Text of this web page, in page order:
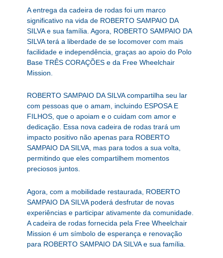
A entrega da cadeira de rodas foi um marco
significativo na vida de ROBERTO SAMPAIO DA
SILVA e sua família. Agora, ROBERTO SAMPAIO DA
SILVA terá a liberdade de se locomover com mais
facilidade e independência, graças ao apoio do Polo
Base TRÊS CORAÇÕES e da Free Wheelchair
Mission.
ROBERTO SAMPAIO DA SILVA compartilha seu lar
com pessoas que o amam, incluindo ESPOSA E
FILHOS, que o apoiam e o cuidam com amor e
dedicação. Essa nova cadeira de rodas trará um
impacto positivo não apenas para ROBERTO
SAMPAIO DA SILVA, mas para todos a sua volta,
permitindo que eles compartilhem momentos
preciosos juntos.
Agora, com a mobilidade restaurada, ROBERTO
SAMPAIO DA SILVA poderá desfrutar de novas
experiências e participar ativamente da comunidade.
A cadeira de rodas fornecida pela Free Wheelchair
Mission é um símbolo de esperança e renovação
para ROBERTO SAMPAIO DA SILVA e sua família.